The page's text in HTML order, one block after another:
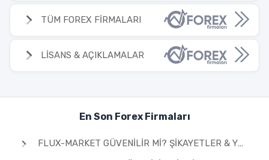
TÜM FOREX FİRMALARI
LİSANS & AÇIKLAMALAR
En Son Forex Firmaları
FLUX-MARKET GÜVENILIR MI? ŞIKAYETLER & YORUMLAR 2026